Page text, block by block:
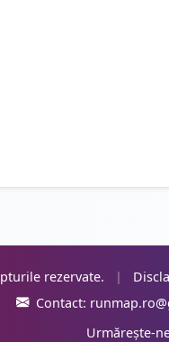
rezervate. |
Contact:
Urmărește-